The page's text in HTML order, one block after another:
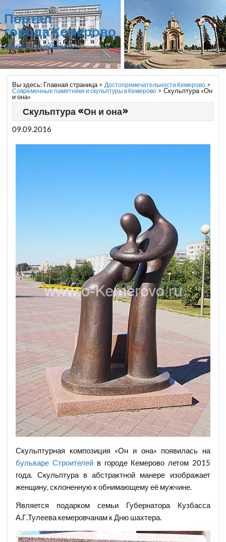
Портал
города Кемерово
и всего Кузбасса
Вы здесь: Главная страница> Достопримечательности Кемерово>
Современные памятники и скульптуры в Кемерово> Скульптура «Он
и она»
Скульптура «Он и она»
09.09.2016
Скульптурная композиция «Он и она» появилась на
бульваре Строителей в городе Кемерово летом 2015
года. Скульптура в абстрактной манере изображает
женщину, склоненную к обнимающему её мужчине.
Является подарком семьи Губернатора Кузбасса
А.Г.Тулеева кемеровчанам к Дню шахтера.